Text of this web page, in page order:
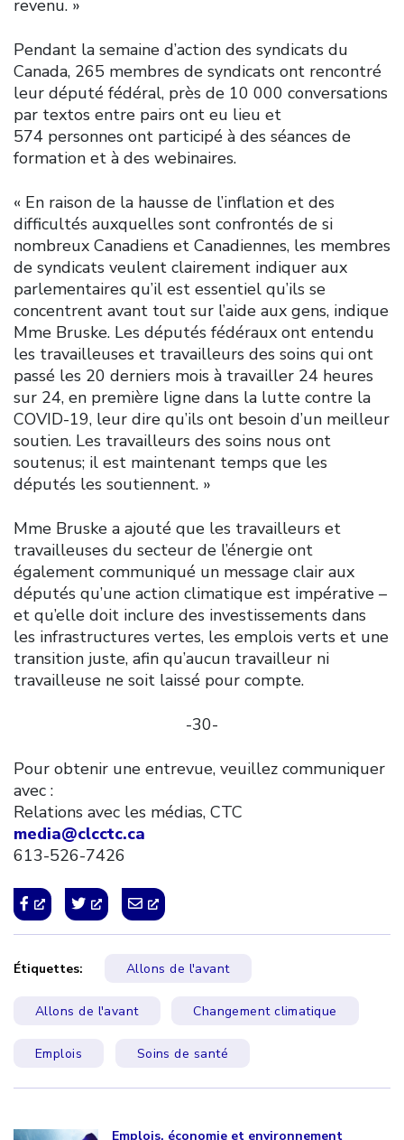
revenu. »
Pendant la semaine d’action des syndicats du
Canada, 265 membres de syndicats ont rencontré
leur député fédéral, près de 10 000 conversations
par textos entre pairs ont eu lieu et
574 personnes ont participé à des séances de
formation et à des webinaires.
« En raison de la hausse de l’inflation et des
difficultés auxquelles sont confrontés de si
nombreux Canadiens et Canadiennes, les membres
de syndicats veulent clairement indiquer aux
parlementaires qu’il est essentiel qu’ils se
concentrent avant tout sur l’aide aux gens, indique
Mme Bruske. Les députés fédéraux ont entendu
les travailleuses et travailleurs des soins qui ont
passé les 20 derniers mois à travailler 24 heures
sur 24, en première ligne dans la lutte contre la
COVID-19, leur dire qu’ils ont besoin d’un meilleur
soutien. Les travailleurs des soins nous ont
soutenus; il est maintenant temps que les
députés les soutiennent. »
Mme Bruske a ajouté que les travailleurs et
travailleuses du secteur de l’énergie ont
également communiqué un message clair aux
députés qu’une action climatique est impérative –
et qu’elle doit inclure des investissements dans
les infrastructures vertes, les emplois verts et une
transition juste, afin qu’aucun travailleur ni
travailleuse ne soit laissé pour compte.
-30-
Pour obtenir une entrevue, veuillez communiquer
avec :
Relations avec les médias, CTC
media@clcctc.ca
613-526-7426
Étiquettes: Allons de l'avant
Allons de l'avant Changement climatique
Emplois Soins de santé
Emplois, économie et environnement